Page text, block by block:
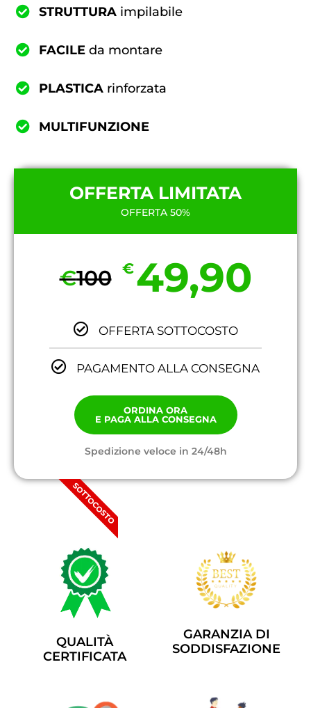
STRUTTURA impilabile
FACILE da montare
PLASTICA rinforzata
MULTIFUNZIONE
OFFERTA LIMITATA
OFFERTA 50%
€100 €49,90
OFFERTA SOTTOCOSTO
PAGAMENTO ALLA CONSEGNA
ORDINA ORA
E PAGA ALLA CONSEGNA
Spedizione veloce in 24/48h
SOTTOCOSTO
QUALITÀ
CERTIFICATA
GARANZIA DI
SODDISFAZIONE